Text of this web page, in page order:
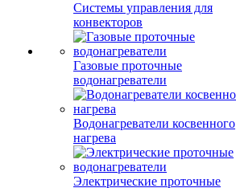
Системы управления для
конвекторов
Газовые проточные
водонагреватели
Водонагреватели косвенного
нагрева
Электрические проточные